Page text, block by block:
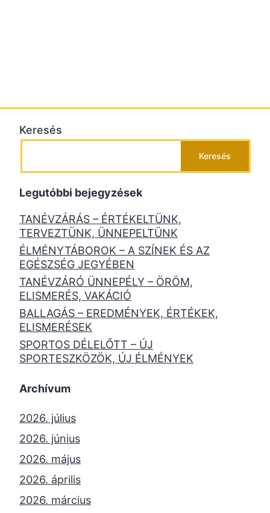
Keresés
Keresés
Legutóbbi bejegyzések
TANÉVZÁRÁS – ÉRTÉKELTÜNK,
TERVEZTÜNK, ÜNNEPELTÜNK
ÉLMÉNYTÁBOROK – A SZÍNEK ÉS AZ
EGÉSZSÉG JEGYÉBEN
TANÉVZÁRÓ ÜNNEPÉLY – ÖRÖM,
ELISMERÉS, VAKÁCIÓ
BALLAGÁS – EREDMÉNYEK, ÉRTÉKEK,
ELISMERÉSEK
SPORTOS DÉLELŐTT – ÚJ
SPORTESZKÖZÖK, ÚJ ÉLMÉNYEK
Archívum
2026. július
2026. június
2026. május
2026. április
2026. március